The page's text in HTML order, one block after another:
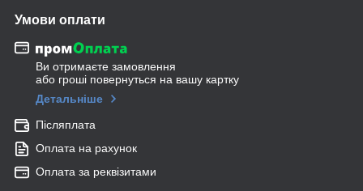
Умови оплати
Ви отримаєте замовлення
або гроші повернуться на вашу картку
Детальніше
Післяплата
Оплата на рахунок
Оплата за реквізитами